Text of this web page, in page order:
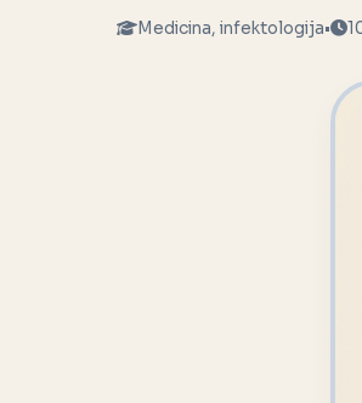
Medicina, infektologija•